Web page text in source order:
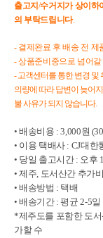
출고지 /수거지가 상이하
의 부탁드립니다.
- 결제완료 후 배송 전 제
- 상품준비중으로 넘어
- 고객센터를 통한 변경 및
의량에 따라 답변이 늦어
불 사유가 되지 않습니다.
• 배송비용 : 3,000원
• 이용 택배사 : CJ대한
• 당일 출고시간 : 오후
• 제주, 도서산간 추가
• 배송방법 : 택배
• 배송기간 : 평균 2-5
*제주도를 포함한 도
가할 수